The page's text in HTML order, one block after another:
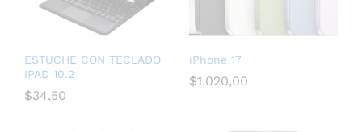
ESTUCHE CON TECLADO
IPAD 10.2
$34,50
iPhone 17
$1.020,00